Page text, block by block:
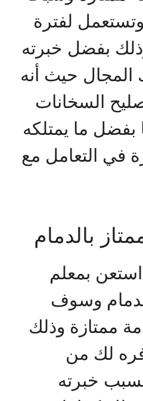
لفترة
بفضل خبرته
المجال حيث أنه
السخانات
بفضل ما يمتلكه
في التعامل مع
بالدمام
بمعلم
وسوف
ممتازة وذلك
لك من
خبرته